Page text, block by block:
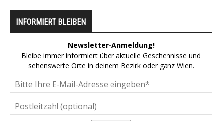
INFORMIERT BLEIBEN
Newsletter-Anmeldung!
Bleibe immer informiert über aktuelle Geschehnisse und
sehenswerte Orte in deinem Bezirk oder ganz Wien.